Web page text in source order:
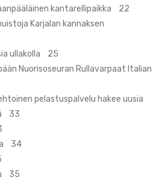
kantarellipaikka 22
Karjalan kannaksen
ullakolla 25
Nuorisoseuran Rullavarpaat Italian
pelastuspalvelu hakee uusia
33
34
35